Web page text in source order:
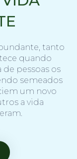
tanto
quando
pessoas os
semeados
um novo
a vida